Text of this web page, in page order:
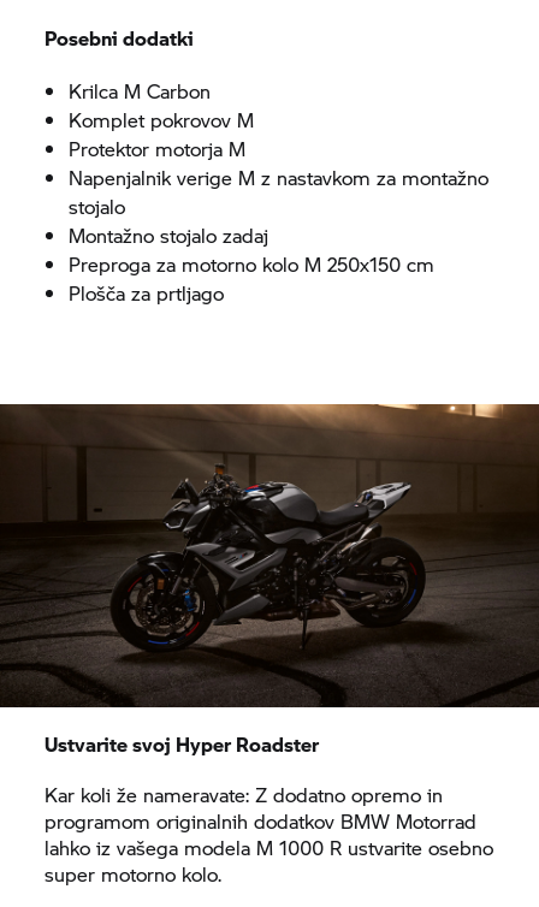
Posebni dodatki
Krilca M Carbon
Komplet pokrovov M
Protektor motorja M
Napenjalnik verige M z nastavkom za montažno
stojalo
Montažno stojalo zadaj
Preproga za motorno kolo M 250x150 cm
Plošča za prtljago
Ustvarite svoj Hyper Roadster
Kar koli že nameravate: Z dodatno opremo in
programom originalnih dodatkov BMW Motorrad
lahko iz vašega modela M 1000 R ustvarite osebno
super motorno kolo.